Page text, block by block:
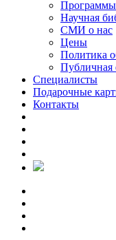
Программы
Научная
СМИ о нас
Цены
Политика
Публичная
Специалисты
Подарочные
Контакты